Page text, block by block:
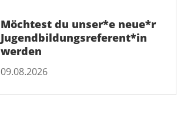
Möchtest du unser*e neue*r
Jugendbildungsreferent*in
werden
09.08.2026